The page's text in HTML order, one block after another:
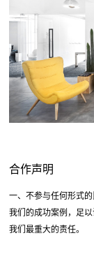
合作声明
一、不参与任何形式
我们的成功案例，足
我们最重大的责任。